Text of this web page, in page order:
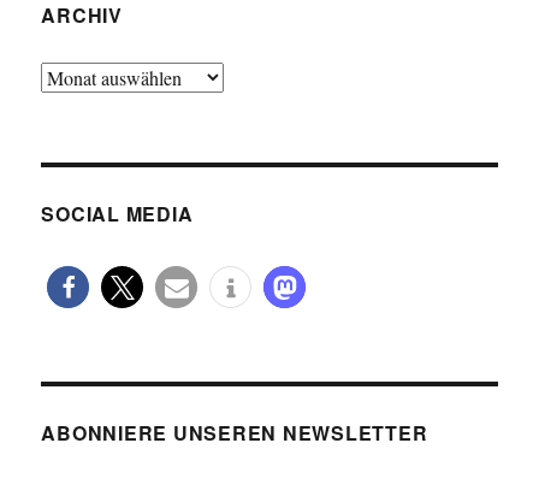
ARCHIV
Archiv
SOCIAL MEDIA
ABONNIERE UNSEREN NEWSLETTER